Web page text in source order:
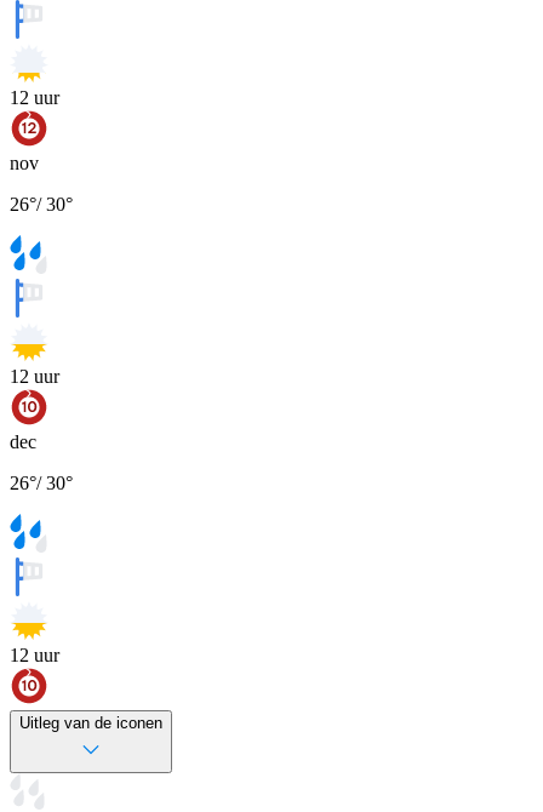
12 uur
nov
26°/30°
12 uur
dec
26°/30°
12 uur
Uitleg van de iconen